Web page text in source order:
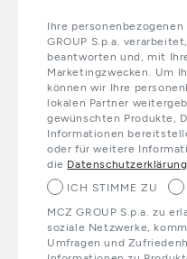
Ihre
GROUP S.p.a.
beantworten und, mit
Marketingzwecken. Um
können wir Ihre
lokalen Partner
gewünschten Produkte,
Informationen
oder für weitere
die Datenschutzerklärung
ICH STIMME ZU
MCZ GROUP S.p.a. zu
soziale Netzwerke,
Umfragen und